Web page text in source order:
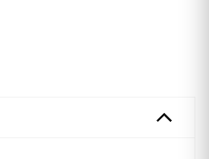
en t’inscrivant à notre newsletter